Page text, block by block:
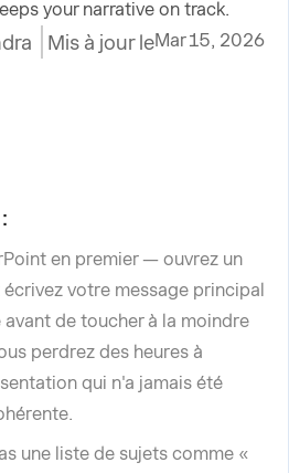
your narrative on track.
Mis à jour leMar 15, 2026
en premier — ouvrez un
votre message principal
avant de toucher à la moindre
perdrez des heures à
qui n'a jamais été
une liste de sujets comme «